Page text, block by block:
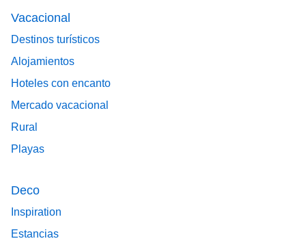
Vacacional
Destinos turísticos
Alojamientos
Hoteles con encanto
Mercado vacacional
Rural
Playas
Deco
Inspiration
Estancias